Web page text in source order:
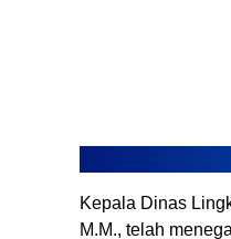
Kepala Dinas
M.M., telah